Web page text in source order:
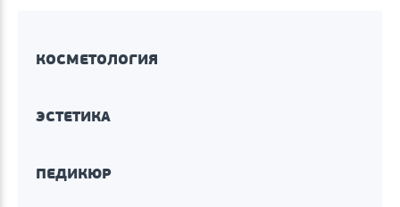
КОСМЕТОЛОГИЯ
ЭСТЕТИКА
ПЕДИКЮР